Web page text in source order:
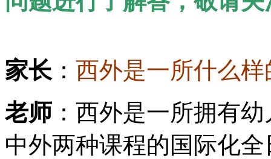
家长 ： 西外是一所什么
老师 ：西外是一所拥有
中外两种课程的国际化